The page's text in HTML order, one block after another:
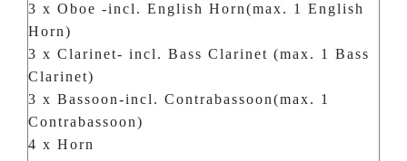
3 x Oboe -incl. English Horn(max. 1 English
Horn)
3 x Clarinet- incl. Bass Clarinet (max. 1 Bass
Clarinet)
3 x Bassoon-incl. Contrabassoon(max. 1
Contrabassoon)
4 x Horn